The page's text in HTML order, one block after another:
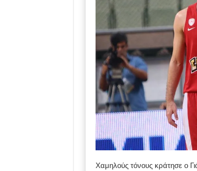
Χαμηλούς τόνους κράτησε ο